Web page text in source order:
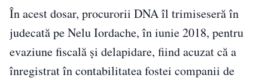
În acest dosar, procurorii DNA îl trimiseseră în
judecată pe Nelu Iordache, în iunie 2018, pentru
evaziune fiscală şi delapidare, fiind acuzat că a
înregistrat în contabilitatea fostei companii de